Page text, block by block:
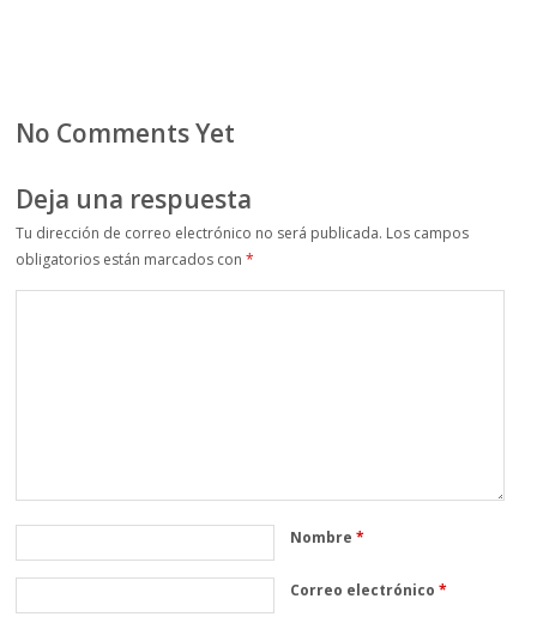
No Comments Yet
Deja una respuesta
Tu dirección de correo electrónico no será publicada. Los campos
obligatorios están marcados con*
Nombre*
Correo electrónico*